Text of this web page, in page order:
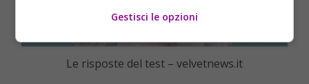
Le risposte del test – velvetnews.it
Gestisci le opzioni